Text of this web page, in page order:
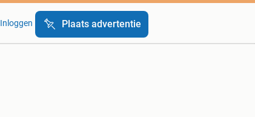
Inloggen Plaats advertentie